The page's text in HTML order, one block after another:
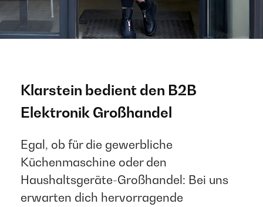
Klarstein bedient den B2B
Elektronik Großhandel ​
Egal, ob für die gewerbliche
Küchenmaschine oder den
Haushaltsgeräte-Großhandel: Bei uns
erwarten dich hervorragende